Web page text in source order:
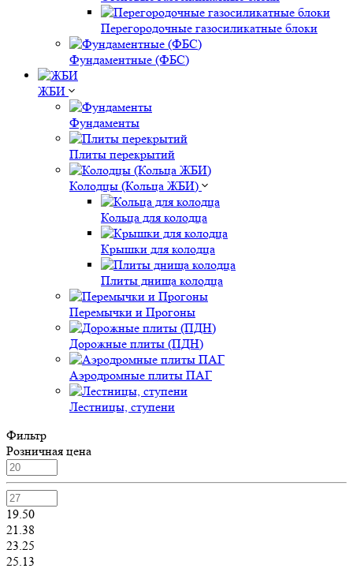
Перегородочные газосиликатные блоки
Фундаментные (ФБС)
ЖБИ
Фундаменты
Плиты перекрытий
Колодцы (Кольца ЖБИ)
Кольца для колодца
Крышки для колодца
Плиты днища колодца
Перемычки и Прогоны
Дорожные плиты (ПДН)
Аэродромные плиты ПАГ
Лестницы, ступени
Фильтр
Розничная цена
19.50
21.38
23.25
25.13